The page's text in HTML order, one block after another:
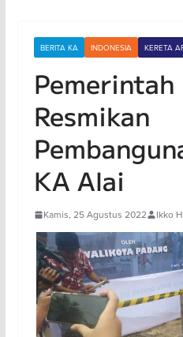
BERITA KA INDONESIA KERETA
Pemerintah
Resmikan
KA Alai
Kamis, 25 Agustus 2022 Ikko